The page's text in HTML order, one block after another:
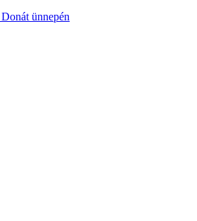
ünnepén